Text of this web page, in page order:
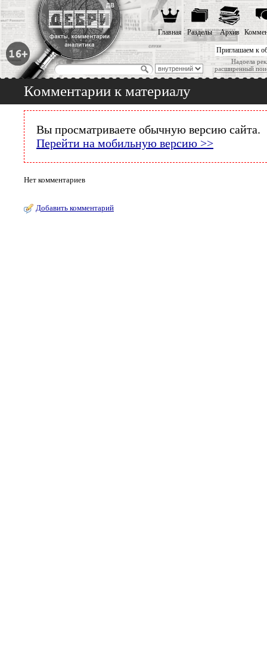
Приглашаем к
Надоела
расширенный
Главная Разделы Архив
Комментарии к материалу
Вы просматриваете обычную версию сайта.
Перейти на мобильную версию >>
Нет комментариев
Добавить комментарий